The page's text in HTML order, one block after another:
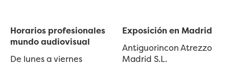
Horarios profesionales
mundo audiovisual
De lunes a viernes
Exposición en Madrid
Antiguorincon Atrezzo
Madrid S.L.